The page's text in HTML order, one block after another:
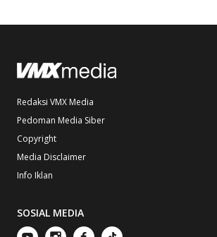
Redaksi VMX Media
Pedoman Media Siber
Copyright
Media Disclaimer
Info Iklan
SOSIAL MEDIA